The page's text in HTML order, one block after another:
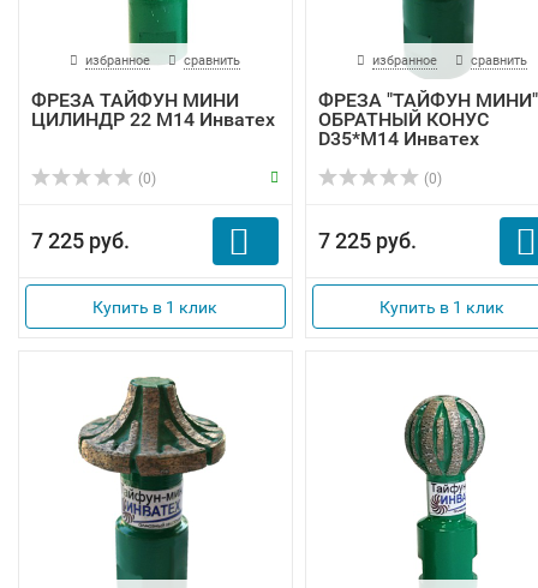
избранное сравнить
ФРЕЗА ТАЙФУН МИНИ
ЦИЛИНДР 22 М14 Инватех
(0)
7 225 руб.
избранное сравнить
ФРЕЗА "ТАЙФУН МИНИ"
ОБРАТНЫЙ КОНУС
D35*М14 Инватех
(0)
7 225 руб.